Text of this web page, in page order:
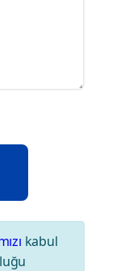
kabul